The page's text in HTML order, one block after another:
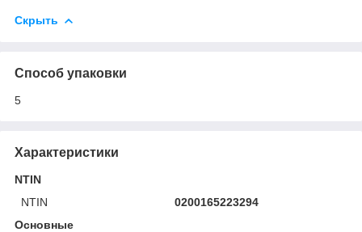
Скрыть
Способ упаковки
5
Характеристики
NTIN
NTIN
0200165223294
Основные